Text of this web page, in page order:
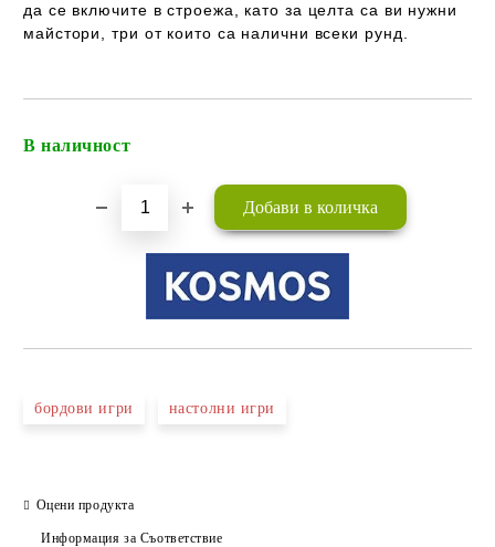
да се включите в строежа, като за целта са ви нужни
майстори, три от които са налични всеки рунд.
В наличност
бордови игри настолни игри
Оцени продукта
Информация за Съответствие